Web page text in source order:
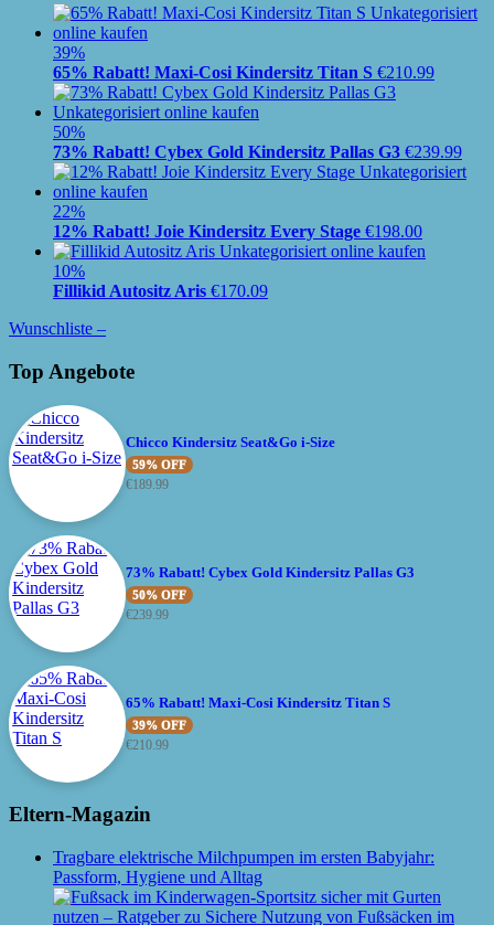
39%
65% Rabatt! Maxi-Cosi Kindersitz Titan S €210.99
50%
73% Rabatt! Cybex Gold Kindersitz Pallas G3 €239.99
22%
12% Rabatt! Joie Kindersitz Every Stage €198.00
10%
Fillikid Autositz Aris €170.09
Wunschliste –
Top Angebote
Chicco Kindersitz Seat&Go i-Size
59% OFF
€189.99
73% Rabatt! Cybex Gold Kindersitz Pallas G3
50% OFF
€239.99
65% Rabatt! Maxi-Cosi Kindersitz Titan S
39% OFF
€210.99
Eltern-Magazin
Tragbare elektrische Milchpumpen im ersten Babyjahr:
Passform, Hygiene und Alltag